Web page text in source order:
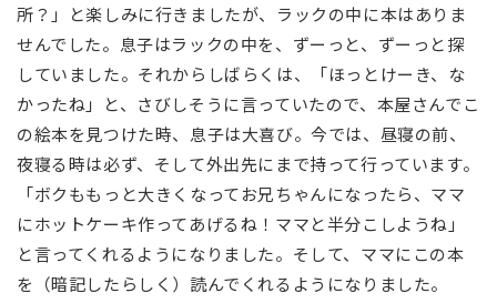
所？」と楽しみに行きましたが、ラックの中に本はありま
せんでした。息子はラックの中を、ずーっと、ずーっと探
していました。それからしばらくは、「ほっとけーき、な
かったね」と、さびしそうに言っていたので、本屋さんでこ
の絵本を見つけた時、息子は大喜び。今では、昼寝の前、
夜寝る時は必ず、そして外出先にまで持って行っています。
「ボクももっと大きくなってお兄ちゃんになったら、ママ
にホットケーキ作ってあげるね！ママと半分こしようね」
と言ってくれるようになりました。そして、ママにこの本
を（暗記したらしく）読んでくれるようになりました。